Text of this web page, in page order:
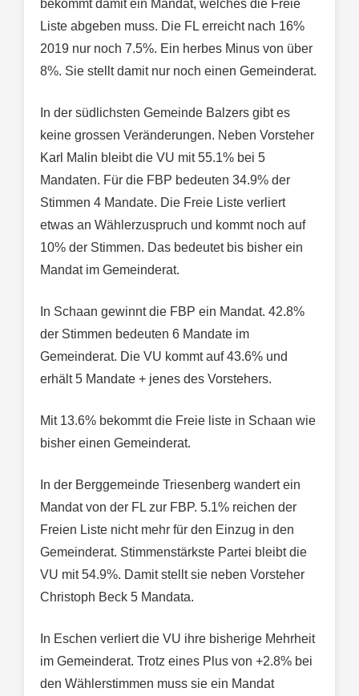
bekommt damit ein Mandat, welches die Freie
Liste abgeben muss. Die FL erreicht nach 16%
2019 nur noch 7.5%. Ein herbes Minus von über
8%. Sie stellt damit nur noch einen Gemeinderat.
In der südlichsten Gemeinde Balzers gibt es
keine grossen Veränderungen. Neben Vorsteher
Karl Malin bleibt die VU mit 55.1% bei 5
Mandaten. Für die FBP bedeuten 34.9% der
Stimmen 4 Mandate. Die Freie Liste verliert
etwas an Wählerzuspruch und kommt noch auf
10% der Stimmen. Das bedeutet bis bisher ein
Mandat im Gemeinderat.
In Schaan gewinnt die FBP ein Mandat. 42.8%
der Stimmen bedeuten 6 Mandate im
Gemeinderat. Die VU kommt auf 43.6% und
erhält 5 Mandate + jenes des Vorstehers.
Mit 13.6% bekommt die Freie liste in Schaan wie
bisher einen Gemeinderat.
In der Berggemeinde Triesenberg wandert ein
Mandat von der FL zur FBP. 5.1% reichen der
Freien Liste nicht mehr für den Einzug in den
Gemeinderat. Stimmenstärkste Partei bleibt die
VU mit 54.9%. Damit stellt sie neben Vorsteher
Christoph Beck 5 Mandata.
In Eschen verliert die VU ihre bisherige Mehrheit
im Gemeinderat. Trotz eines Plus von +2.8% bei
den Wählerstimmen muss sie ein Mandat